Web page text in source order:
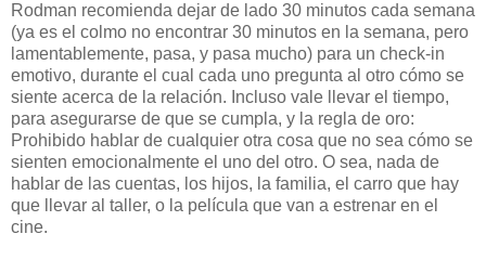
Rodman recomienda dejar de lado 30 minutos cada semana
(ya es el colmo no encontrar 30 minutos en la semana, pero
lamentablemente, pasa, y pasa mucho) para un check-in
emotivo, durante el cual cada uno pregunta al otro cómo se
siente acerca de la relación. Incluso vale llevar el tiempo,
para asegurarse de que se cumpla, y la regla de oro:
Prohibido hablar de cualquier otra cosa que no sea cómo se
sienten emocionalmente el uno del otro. O sea, nada de
hablar de las cuentas, los hijos, la familia, el carro que hay
que llevar al taller, o la película que van a estrenar en el
cine.